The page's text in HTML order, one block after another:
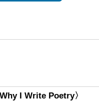
I Write Poetry〉